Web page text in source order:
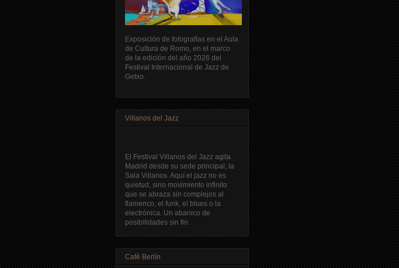
Exposición de fotografías en el Aula
de Cultura de Romo, en el marco
de la edición del año 2026 del
Festival Internacional de Jazz de
Getxo.
Villanos del Jazz
El Festival Villanos del Jazz agita
Madrid desde su sede principal, la
Sala Villanos. Aquí el jazz no es
quietud, sino movimiento infinito
que se abraza sin complejos al
flamenco, el funk, el blues o la
electrónica. Un abanico de
posibilidades sin fin.
Café Berlín